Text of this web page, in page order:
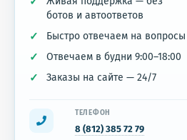
ботов и автоответов
Быстро отвечаем на вопросы
Отвечаем в будни 9:00–18:00
Заказы на сайте — 24/7
ТЕЛЕФОН
8 (812) 385 72 79